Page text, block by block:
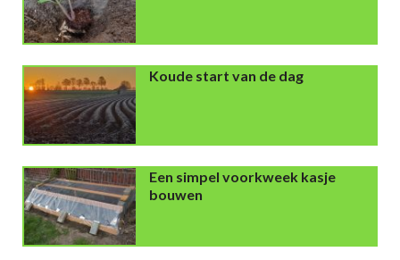
Koude start van de dag
Een simpel voorkweek kasje
bouwen